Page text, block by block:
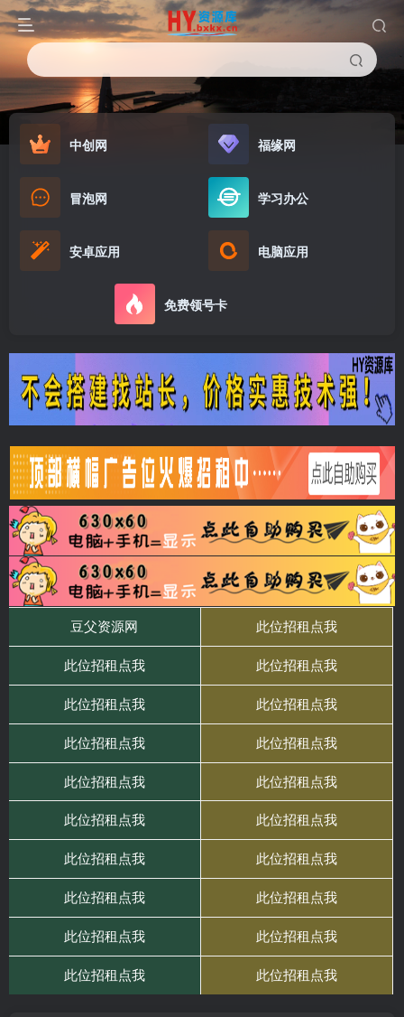
中创网 福缘网
冒泡网 学习办公
安卓应用 电脑应用
免费领号卡